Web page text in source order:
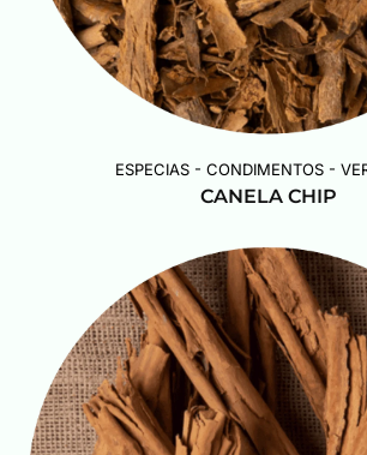
ESPECIAS - CONDIMENTOS -
CANELA CHIP